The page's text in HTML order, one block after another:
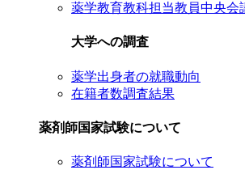
薬学教育教科担当教員中央会
大学への調査
薬学出身者の就職動向
在籍者数調査結果
薬剤師国家試験について
薬剤師国家試験について